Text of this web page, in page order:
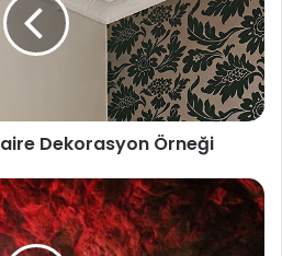
Dekorasyon Örneği